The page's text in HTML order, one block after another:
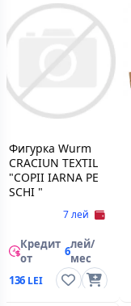
Фигурка Wurm
CRACIUN TEXTIL
"COPII IARNA PE
SCHI "
7 лей
Кредит
от
6лей/
мес
136